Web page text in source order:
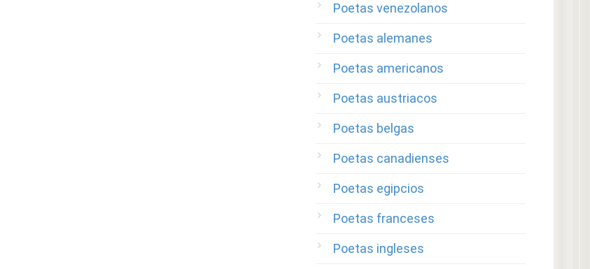
Poetas venezolanos
Poetas alemanes
Poetas americanos
Poetas austriacos
Poetas belgas
Poetas canadienses
Poetas egipcios
Poetas franceses
Poetas ingleses